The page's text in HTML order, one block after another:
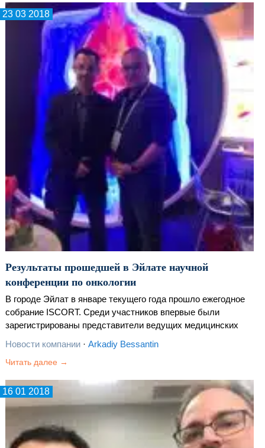
23 03 2018
Результаты прошедшей в Эйлате научной
конференции по онкологии
В городе Эйлат в январе текущего года прошло ежегодное
собрание ISCORT. Среди участников впервые были
зарегистрированы представители ведущих медицинских
Среди приглашенных также были руководитель…
Новости компании · Arkadiy Bessantin
Читать далее →
16 01 2018